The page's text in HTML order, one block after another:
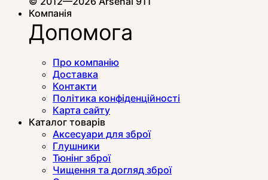
Компанія
Допомога
Про компанію
Доставка
Контакти
Політика конфіденційності
Карта сайту
Каталог товарів
Аксесуари для зброї
Глушники
Тюнінг зброї
Чищення та догляд зброї